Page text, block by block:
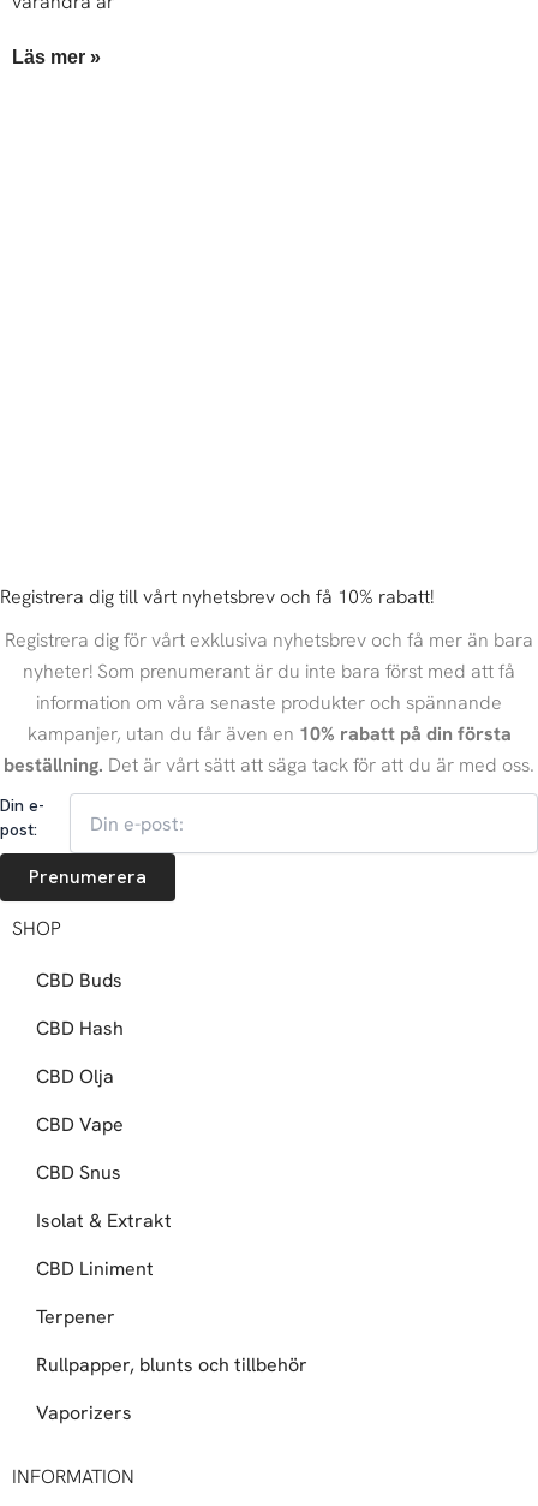
Läs mer »
Registrera dig till vårt nyhetsbrev och få 10% rabatt!
Registrera dig för vårt exklusiva nyhetsbrev och få mer än bara
nyheter! Som prenumerant är du inte bara först med att få
information om våra senaste produkter och spännande
kampanjer, utan du får även en 10% rabatt på din första
beställning. Det är vårt sätt att säga tack för att du är med oss.
Din e-
post:
Prenumerera
SHOP
CBD Buds
CBD Hash
CBD Olja
CBD Vape
CBD Snus
Isolat & Extrakt
CBD Liniment
Terpener
Rullpapper, blunts och tillbehör
Vaporizers
INFORMATION